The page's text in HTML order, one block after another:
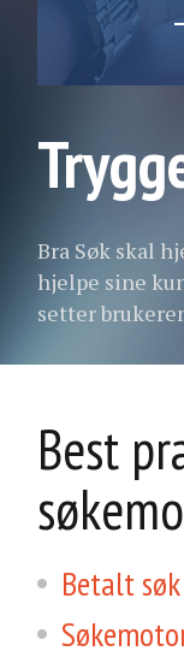
Bra Søk skal
hjelpe sine
setter
Best
Betalt søk